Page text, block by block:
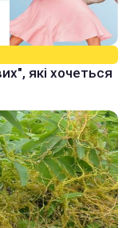
які хочеться